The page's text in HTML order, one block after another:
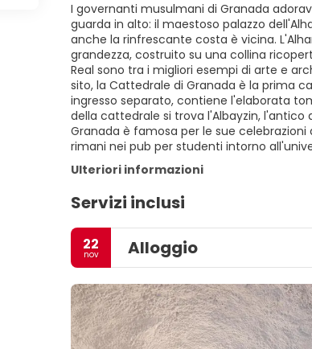
I governanti musulmani di Granada
guarda in alto: il maestoso palazzo
anche la rinfrescante costa è vicina.
grandezza, costruito su una collina
Real sono tra i migliori esempi di arte e
sito, la Cattedrale di Granada è la prima
ingresso separato, contiene l'elaborata
della cattedrale si trova l'Albayzin,
Granada è famosa per le sue
rimani nei pub per studenti intorno
Ulteriori informazioni
Servizi inclusi
22
nov Alloggio